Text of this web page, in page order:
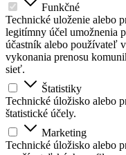
Funkčné
Technické uloženie alebo
legitímny účel umožnenia
účastník alebo používateľ
vykonania prenosu
sieť.
Štatistiky
Technické úložisko alebo
štatistické účely.
Marketing
Technické úložisko alebo